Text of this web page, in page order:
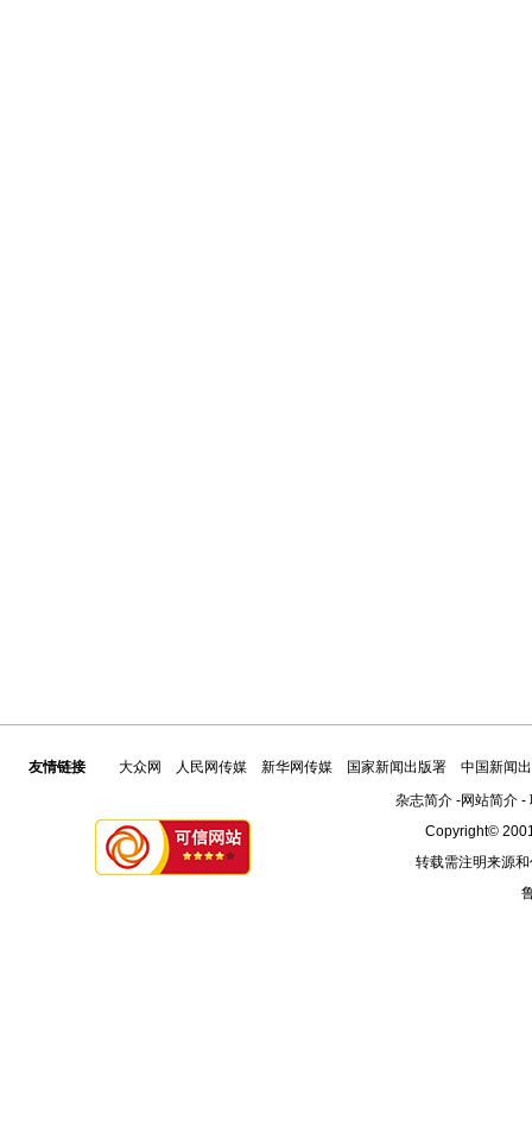
友情链接 大众网 人民网传媒 新华网传媒 国家新闻出版署
中国新闻
杂志简介-网站简介-
Copyright©
转载需注明来源